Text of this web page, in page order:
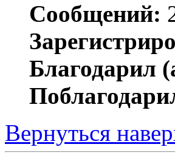
Сообщений:
Благодарил
Вернуться